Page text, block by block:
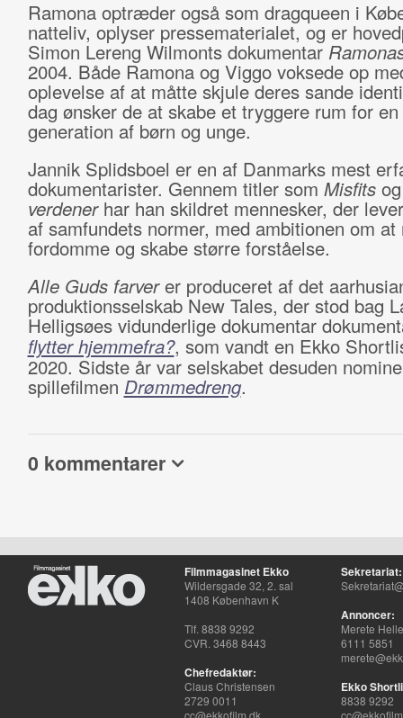
Ramona optræder også som dragqueen i
natteliv, oplyser pressematerialet, og er
Simon Lereng Wilmonts dokumentar
2004. Både Ramona og Viggo voksede op
oplevelse af at måtte skjule deres sande
dag ønsker de at skabe et tryggere rum for en
generation af børn og unge.
Jannik Splidsboel er en af Danmarks mest
dokumentarister. Gennem titler som Misfits
verdenerhar han skildret mennesker, der
af samfundets normer, med ambitionen om at
fordomme og skabe større forståelse.
Alle Guds farverer produceret af det
produktionsselskab New Tales, der stod bag
Helligsøes vidunderlige dokumentar
flytter hjemmefra?, som vandt en Ekko
2020. Sidste år var selskabet desuden
spillefilmen Drømmedreng.
0 kommentarer
Filmmagasinet Ekko
Wildersgade 32, 2. sal
1408 København K
Tlf. 8838 9292
CVR. 3468 8443
Chefredaktør:
Claus Christensen
2729 0011
cc@ekkofilm.dk
Sekretariat:
Annoncer:
Merete
6111 5851
Ekko
8838 9292